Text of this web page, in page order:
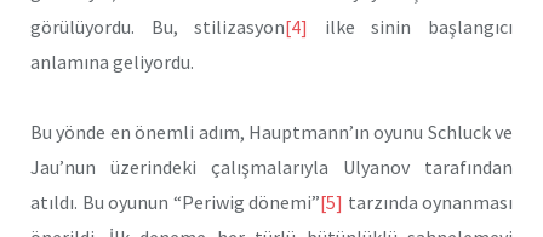
görülüyordu. Bu, stilizasyon[4]
ilke sinin başlangıcı
anlamına geliyordu.
Bu yönde en önemli adım, Hauptmann’ın oyunu Schluck ve
Jau’nun üzerindeki çalışmalarıyla Ulyanov tarafından
atıldı. Bu oyunun “Periwig dönemi”[5] tarzında oynanması